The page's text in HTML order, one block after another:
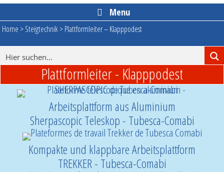
Menu
Home >Steigtechnik>Plattformleiter – Klapppodest
Plattformleiter - Klapppodest
Arbeitsplattform aus Aluminium
Sherpascopic Teleskop - Tubesca-Comabi
Kompakte und klappbare Arbeitsplattform
TREKKER - Tubesca-Comabi